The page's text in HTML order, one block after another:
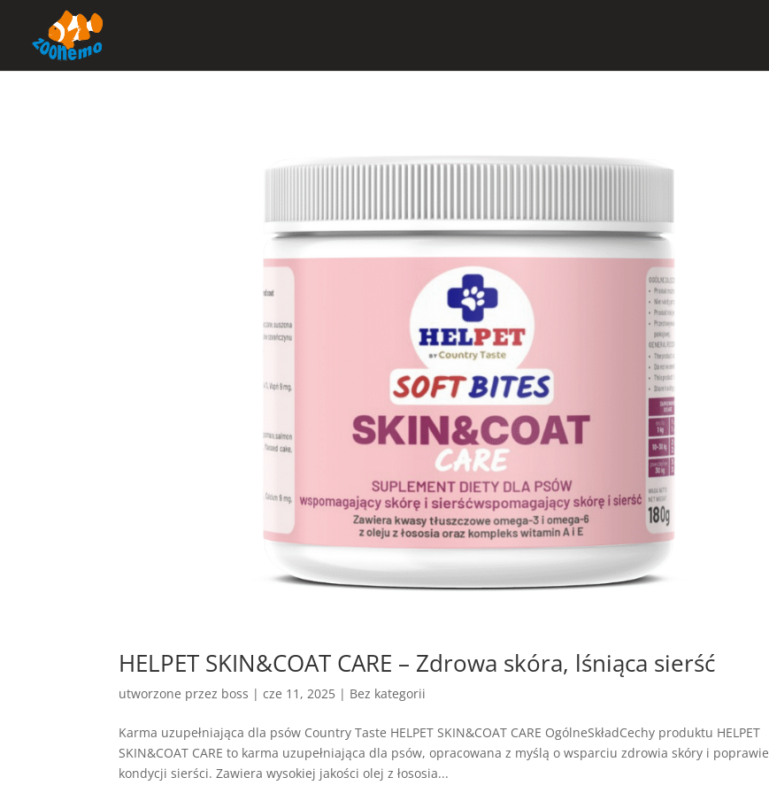
HELPET SKIN&COAT CARE – Zdrowa skóra, lśniąca sierść
utworzone przez boss |cze 11, 2025 | Bez kategorii
Karma uzupełniająca dla psów Country Taste HELPET SKIN&COAT CARE OgólneSkładCechy produktu HELPET
SKIN&COAT CARE to karma uzupełniająca dla psów, opracowana z myślą o wsparciu zdrowia skóry i poprawie
kondycji sierści. Zawiera wysokiej jakości olej z łososia...